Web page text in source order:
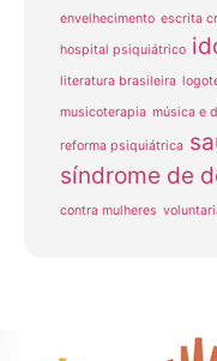
envelhecimento escrita
hospital psiquiátrico
literatura brasileira
musicoterapia música e
reforma psiquiátrica
síndrome de
contra mulheres